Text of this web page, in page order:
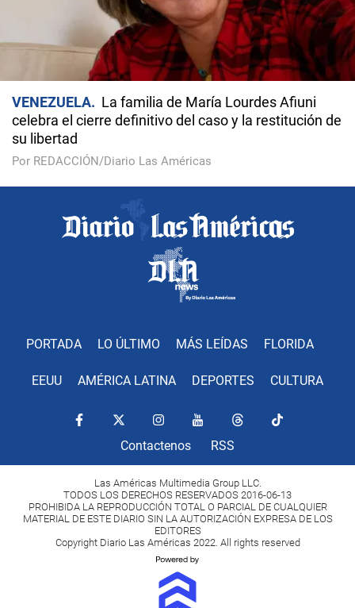
VENEZUELA
La familia de María Lourdes Afiuni
celebra el cierre definitivo del caso y la restitución de
su libertad
Por REDACCIÓN/Diario Las Américas
PORTADA LO ÚLTIMO MÁS LEÍDAS FLORIDA
EEUU AMÉRICA LATINA DEPORTES CULTURA
Contactenos RSS
Las Américas Multimedia Group LLC.
TODOS LOS DERECHOS RESERVADOS 2016-06-13
PROHIBIDA LA REPRODUCCIÓN TOTAL O PARCIAL DE CUALQUIER
MATERIAL DE ESTE DIARIO SIN LA AUTORIZACIÓN EXPRESA DE LOS
EDITORES
Copyright Diario Las Américas 2022. All rights reserved